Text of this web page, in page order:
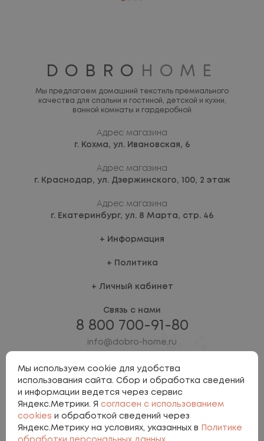
DOBRO HOME
Мы предлагаем домашний текстиль премиального
качества для спальни и гостиной, детской и кухни,
ванной комнаты и гардеробной
Адрес магазина
г. Кохма, ул. Ивановская, 6
Адрес магазина
г. Краснодар, ул. Дзержинского, 100, 2 этаж
Адрес магазина
г. Екатеринбург, ул. 8 Марта, стр. 46
Информация
Политика
Личный кабинет
Связь с нами
8 800 700-91-80
info@dobro-home.ru
Мы используем cookie для удобства
использования сайта. Сбор и обработка сведений
и информации ведется через сервис
Яндекс.Метрики. Я согласен с использованием
cookies и обработкой сведений через
Яндекс.Метрику на условиях, указанных в
Политике